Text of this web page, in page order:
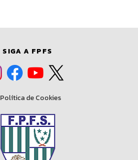
SIGA A FPFS
Política de Cookies